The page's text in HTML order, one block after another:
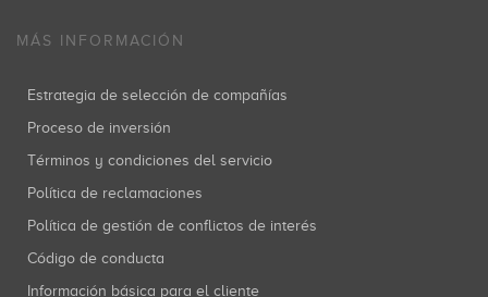
MÁS INFORMACIÓN
Estrategia de selección de compañías
Proceso de inversión
Términos y condiciones del servicio
Política de reclamaciones
Política de gestión de conflictos de interés
Código de conducta
Información básica para el cliente